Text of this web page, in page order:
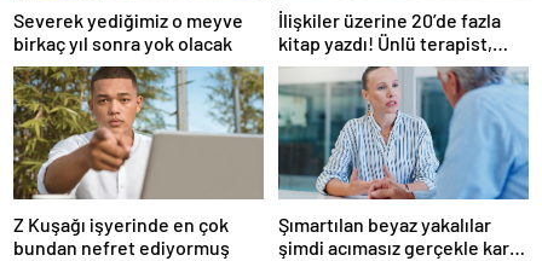
Severek yediğimiz o meyve
birkaç yıl sonra yok olacak
İlişkiler üzerine 20’de fazla
kitap yazdı! Ünlü terapist,
boşanmaların gerçek
suçlularını açıklıyor
Z Kuşağı işyerinde en çok
bundan nefret ediyormuş
Şımartılan beyaz yakalılar
şimdi acımasız gerçekle karşı